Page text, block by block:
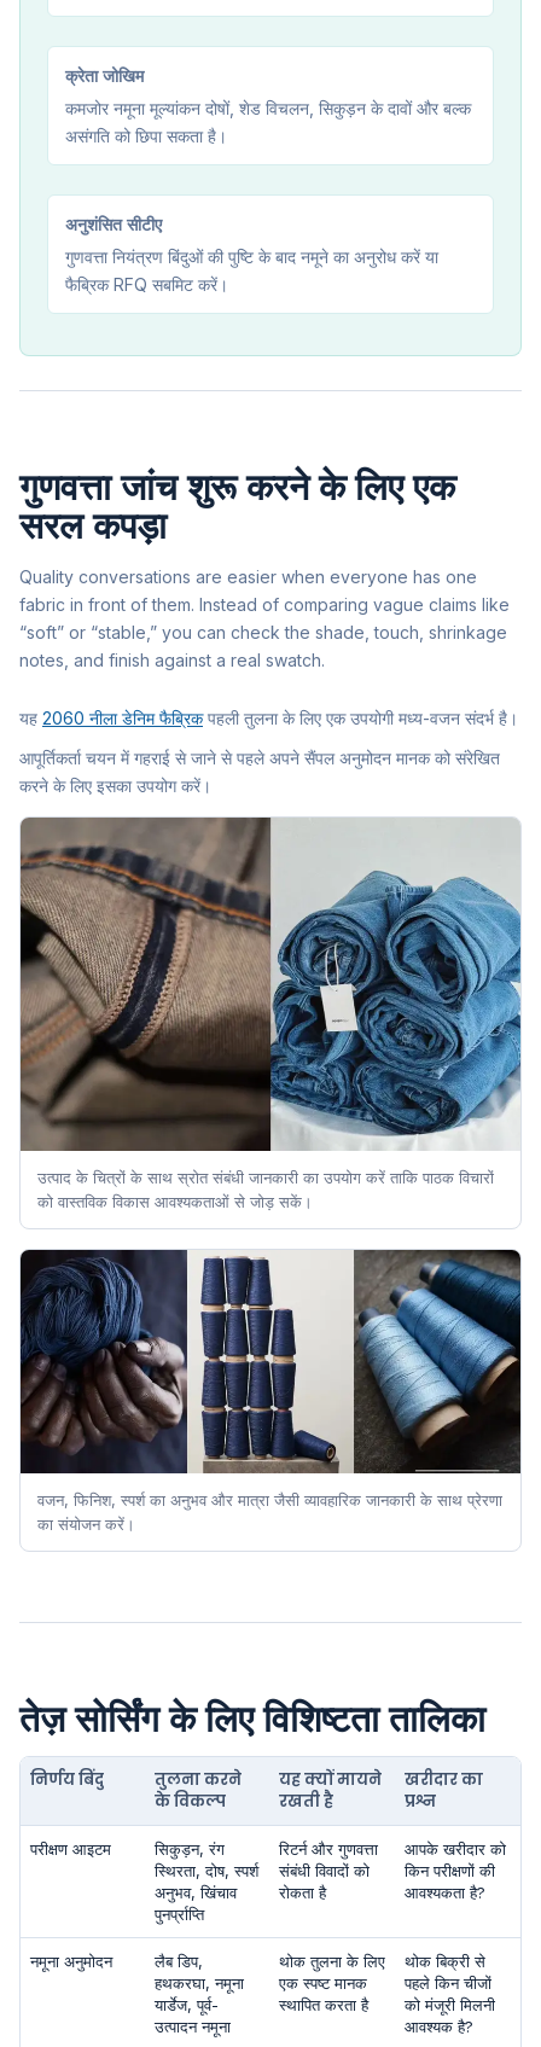
क्रेता जोखिम
कमजोर नमूना मूल्यांकन दोषों, शेड विचलन, सिकुड़न के दावों और बल्क
असंगति को छिपा सकता है।
अनुशंसित सीटीए
गुणवत्ता नियंत्रण बिंदुओं की पुष्टि के बाद नमूने का अनुरोध करें या
फैब्रिक RFQ सबमिट करें।
गुणवत्ता जांच शुरू करने के लिए एक
सरल कपड़ा
Quality conversations are easier when everyone has one
fabric in front of them. Instead of comparing vague claims like
“soft” or “stable,” you can check the shade, touch, shrinkage
notes, and finish against a real swatch.
यह 2060 नीला डेनिम फैब्रिकपहली तुलना के लिए एक उपयोगी मध्य-वजन संदर्भ है।
आपूर्तिकर्ता चयन में गहराई से जाने से पहले अपने सैंपल अनुमोदन मानक को संरेखित
करने के लिए इसका उपयोग करें।
उत्पाद के चित्रों के साथ स्रोत संबंधी जानकारी का उपयोग करें ताकि पाठक विचारों
को वास्तविक विकास आवश्यकताओं से जोड़ सकें।
वजन, फिनिश, स्पर्श का अनुभव और मात्रा जैसी व्यावहारिक जानकारी के साथ प्रेरणा
का संयोजन करें।
तेज़ सोर्सिंग के लिए विशिष्टता तालिका
निर्णय बिंदु
तुलना करने
के विकल्प
यह क्यों मायने
रखती है
खरीदार का
प्रश्न
परीक्षण आइटम
सिकुड़न, रंग
स्थिरता, दोष, स्पर्श
अनुभव, खिंचाव
पुनर्प्राप्ति
रिटर्न और गुणवत्ता
संबंधी विवादों को
रोकता है
आपके खरीदार को
किन परीक्षणों की
आवश्यकता है?
नमूना अनुमोदन
लैब डिप,
हथकरघा, नमूना
यार्डेज, पूर्व-
उत्पादन नमूना
थोक तुलना के लिए
एक स्पष्ट मानक
स्थापित करता है
थोक बिक्री से
पहले किन चीजों
को मंजूरी मिलनी
आवश्यक है?